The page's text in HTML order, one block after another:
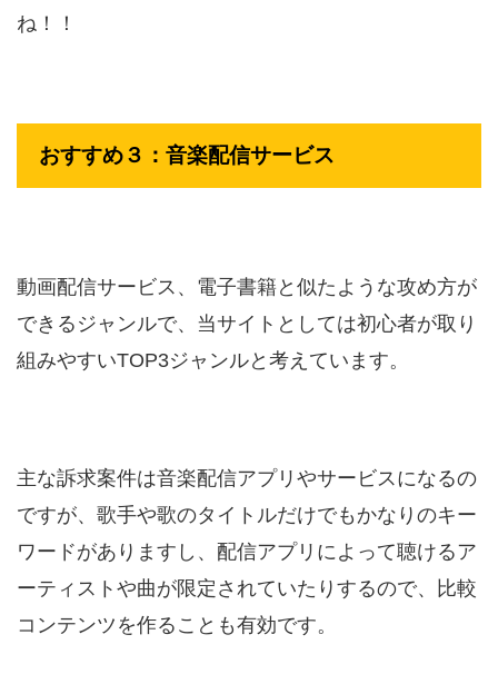
ね！！
おすすめ３：音楽配信サービス
動画配信サービス、電子書籍と似たような攻め方が
できるジャンルで、当サイトとしては初心者が取り
組みやすいTOP3ジャンルと考えています。
主な訴求案件は音楽配信アプリやサービスになるの
ですが、歌手や歌のタイトルだけでもかなりのキー
ワードがありますし、配信アプリによって聴けるア
ーティストや曲が限定されていたりするので、比較
コンテンツを作ることも有効です。